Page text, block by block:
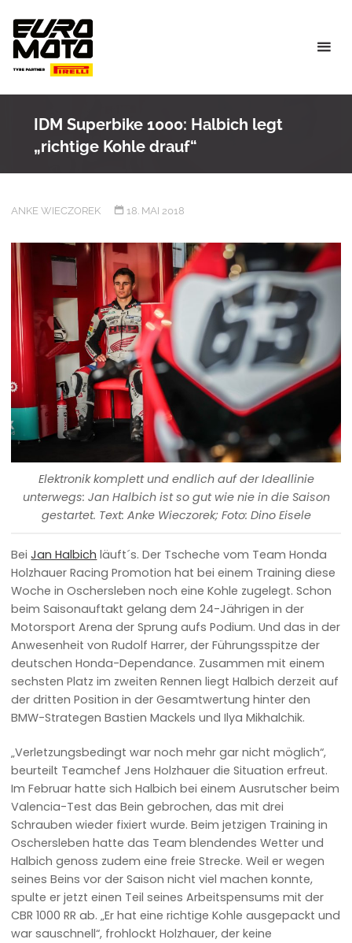
content
IDM Superbike 1000: Halbich legt
„richtige Kohle drauf“
ANKE WIECZOREK 18. MAI 2018
Elektronik komplett und endlich auf der Ideallinie
unterwegs: Jan Halbich ist so gut wie nie in die Saison
gestartet. Text: Anke Wieczorek; Foto: Dino Eisele
BeiJan Halbich läuft´s. Der Tscheche vom Team Honda
Holzhauer Racing Promotion hat bei einem Training diese
Woche in Oschersleben noch eine Kohle zugelegt. Schon
beim Saisonauftakt gelang dem 24-Jährigen in der
Motorsport Arena der Sprung aufs Podium. Und das in der
Anwesenheit von Rudolf Harrer, der Führungsspitze der
deutschen Honda-Dependance. Zusammen mit einem
sechsten Platz im zweiten Rennen liegt Halbich derzeit auf
der dritten Position in der Gesamtwertung hinter den
BMW-Strategen Bastien Mackels und Ilya Mikhalchik.
„Verletzungsbedingt war noch mehr gar nicht möglich“,
beurteilt Teamchef Jens Holzhauer die Situation erfreut.
Im Februar hatte sich Halbich bei einem Ausrutscher beim
Valencia-Test das Bein gebrochen, das mit drei
Schrauben wieder fixiert wurde. Beim jetzigen Training in
Oschersleben hatte das Team blendendes Wetter und
Halbich genoss zudem eine freie Strecke. Weil er wegen
seines Beins vor der Saison nicht viel machen konnte,
spulte er jetzt einen Teil seines Arbeitspensums mit der
CBR 1000 RR ab. „Er hat eine richtige Kohle ausgepackt und
war sauschnell“, frohlockt Holzhauer, der keine